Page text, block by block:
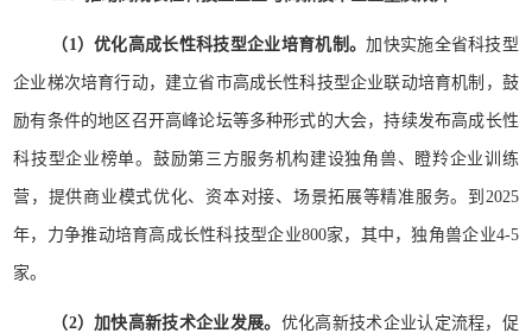
（1）优化高成长性科技型企业培育机制。加快实施全省科技型
企业梯次培育行动，建立省市高成长性科技型企业联动培育机制，鼓
励有条件的地区召开高峰论坛等多种形式的大会，持续发布高成长性
科技型企业榜单。鼓励第三方服务机构建设独角兽、瞪羚企业训练
营，提供商业模式优化、资本对接、场景拓展等精准服务。到2025
年，力争推动培育高成长性科技型企业800家，其中，独角兽企业4-5
家。
（2）加快高新技术企业发展。 优化高新技术企业认定流程，促